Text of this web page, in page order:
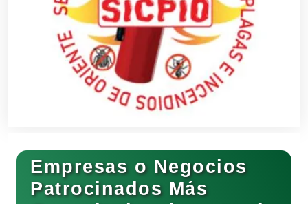
Bancos
Banquetes
Bares y Cantinas
Basculas
Empresas o Negocios
Patrocinados Más